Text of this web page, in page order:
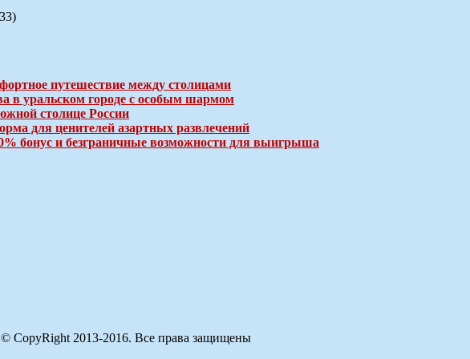
путешествие между столицами
в уральском городе с особым шармом
столице России
для ценителей азартных развлечений
бонус и безграничные возможности для выигрыша
© CopyRight 2013-2016. Все права защищены